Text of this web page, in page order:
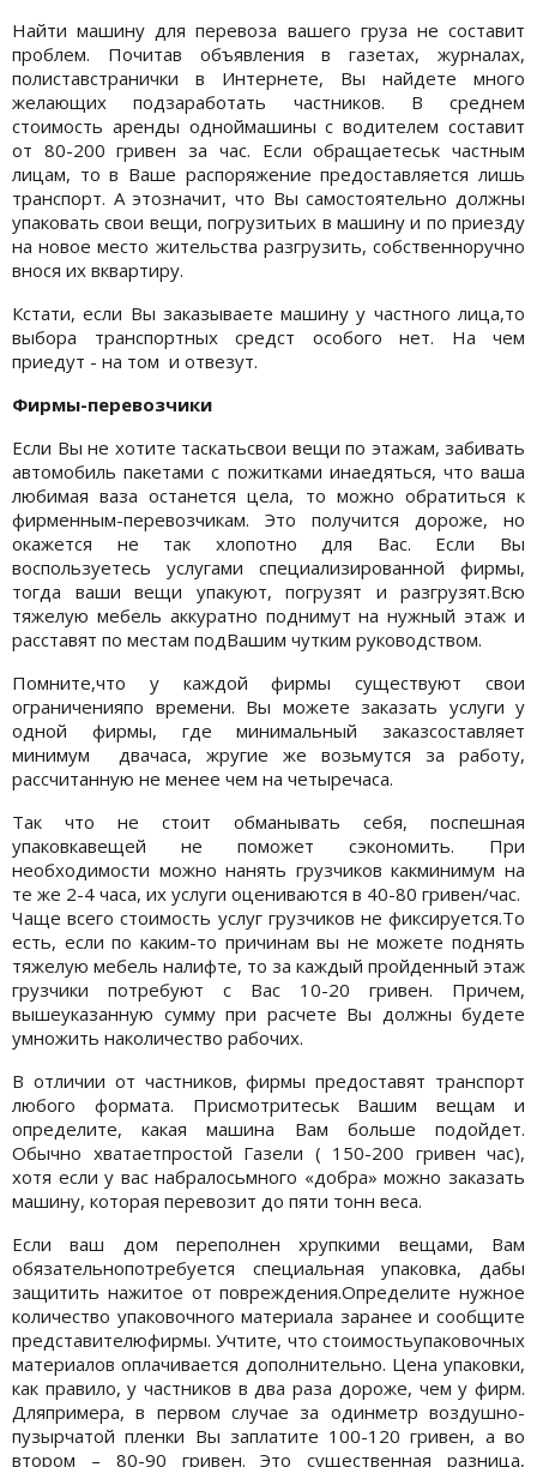
Найти машину для перевоза вашего груза не составит
проблем. Почитав объявления в газетах, журналах,
полиставстранички в Интернете, Вы найдете много
желающих подзаработать частников. В среднем
стоимость аренды одноймашины с водителем составит
от 80-200 гривен за час. Если обращаетеськ частным
лицам, то в Ваше распоряжение предоставляется лишь
транспорт. А этозначит, что Вы самостоятельно должны
упаковать свои вещи, погрузитьих в машину и по приезду
на новое место жительства разгрузить, собственноручно
внося их вквартиру.
Кстати, если Вы заказываете машину у частного лица,то
выбора транспортных средст особого нет. На чем
приедут - на том и отвезут.
Фирмы-перевозчики
Если Вы не хотите таскатьсвои вещи по этажам, забивать
автомобиль пакетами с пожитками инаедяться, что ваша
любимая ваза останется цела, то можно обратиться к
фирменным-перевозчикам. Это получится дороже, но
окажется не так хлопотно для Вас. Если Вы
воспользуетесь услугами специализированной фирмы,
тогда ваши вещи упакуют, погрузят и разгрузят.Всю
тяжелую мебель аккуратно поднимут на нужный этаж и
расставят по местам подВашим чутким руководством.
Помните,что у каждой фирмы существуют свои
ограниченияпо времени. Вы можете заказать услуги у
одной фирмы, где минимальный заказсоставляет
минимум двачаса, жругие же возьмутся за работу,
рассчитанную не менее чем на четыречаса.
Так что не стоит обманывать себя, поспешная
упаковкавещей не поможет сэкономить. При
необходимости можно нанять грузчиков какминимум на
те же 2-4 часа, их услуги оцениваются в 40-80 гривен/час.
Чаще всего стоимость услуг грузчиков не фиксируется.То
есть, если по каким-то причинам вы не можете поднять
тяжелую мебель налифте, то за каждый пройденный этаж
грузчики потребуют с Вас 10-20 гривен. Причем,
вышеуказанную сумму при расчете Вы должны будете
умножить наколичество рабочих.
В отличии от частников, фирмы предоставят транспорт
любого формата. Присмотритеськ Вашим вещам и
определите, какая машина Вам больше подойдет.
Обычно хватаетпростой Газели ( 150-200 гривен час),
хотя если у вас набралосьмного «добра» можно заказать
машину, которая перевозит до пяти тонн веса.
Если ваш дом переполнен хрупкими вещами, Вам
обязательнопотребуется специальная упаковка, дабы
защитить нажитое от повреждения.Определите нужное
количество упаковочного материала заранее и сообщите
представителюфирмы. Учтите, что стоимостьупаковочных
материалов оплачивается дополнительно. Цена упаковки,
как правило, у частников в два раза дороже, чем у фирм.
Дляпримера, в первом случае за одинметр воздушно-
пузырчатой пленки Вы заплатите 100-120 гривен, а во
втором – 80-90 гривен. Это существенная разница,